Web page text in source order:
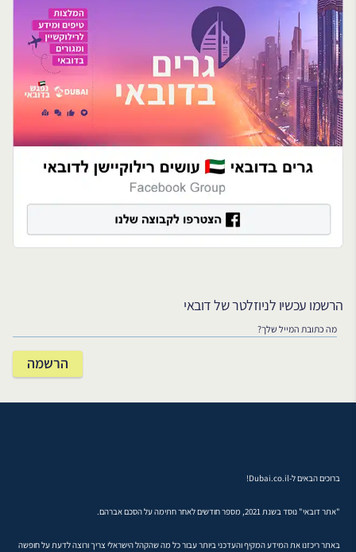
הרשמו עכשיו לניוזלטר של דובאי
ברוכים הבאים ל-Dubai.co.il!
"אתר דובאי" נוסד בשנת 2021, מספר חודשים לאחר חתימה על הסכם אברהם.
באתר ריכזנו את המידע המקיף והעדכני ביותר עבור כל מה שהקהל הישראלי צריך ורוצה לדעת על חופשה